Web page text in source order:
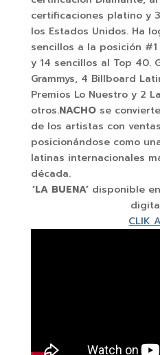
certificaciones platino y
los Estados Unidos. Ha
sencillos a la posición
y 14 sencillos al Top 40.
Grammys, 4 Billboard
Premios Lo Nuestro y 2
otros.NACHOse
de los artistas con
posicionándose como
latinas internacionales
década.
‘LA BUENA’ disponible
CLIK